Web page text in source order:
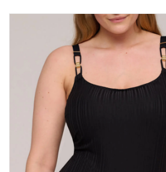
Body
Homewear
Badmode